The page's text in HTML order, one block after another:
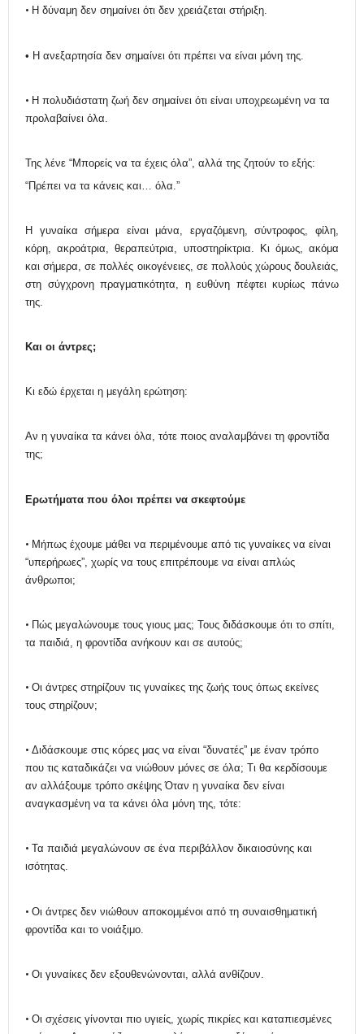
• Η δύναμη δεν σημαίνει ότι δεν χρειάζεται στήριξη.
• Η ανεξαρτησία δεν σημαίνει ότι πρέπει να είναι μόνη της.
• Η πολυδιάστατη ζωή δεν σημαίνει ότι είναι υποχρεωμένη να τα
προλαβαίνει όλα.
Της λένε “Μπορείς να τα έχεις όλα”, αλλά της ζητούν το εξής:
“Πρέπει να τα κάνεις και… όλα.”
Η γυναίκα σήμερα είναι μάνα, εργαζόμενη, σύντροφος, φίλη,
κόρη, ακροάτρια, θεραπεύτρια, υποστηρίκτρια. Κι όμως, ακόμα
και σήμερα, σε πολλές οικογένειες, σε πολλούς χώρους δουλειάς,
στη σύγχρονη πραγματικότητα, η ευθύνη πέφτει κυρίως πάνω
της.
Και οι άντρες;
Κι εδώ έρχεται η μεγάλη ερώτηση:
Αν η γυναίκα τα κάνει όλα, τότε ποιος αναλαμβάνει τη φροντίδα
της;
Ερωτήματα που όλοι πρέπει να σκεφτούμε
• Μήπως έχουμε μάθει να περιμένουμε από τις γυναίκες να είναι
“υπερήρωες”, χωρίς να τους επιτρέπουμε να είναι απλώς
άνθρωποι;
• Πώς μεγαλώνουμε τους γιους μας; Τους διδάσκουμε ότι το σπίτι,
τα παιδιά, η φροντίδα ανήκουν και σε αυτούς;
• Οι άντρες στηρίζουν τις γυναίκες της ζωής τους όπως εκείνες
τους στηρίζουν;
• Διδάσκουμε στις κόρες μας να είναι “δυνατές” με έναν τρόπο
που τις καταδικάζει να νιώθουν μόνες σε όλα; Τι θα κερδίσουμε
αν αλλάξουμε τρόπο σκέψης Όταν η γυναίκα δεν είναι
αναγκασμένη να τα κάνει όλα μόνη της, τότε:
• Τα παιδιά μεγαλώνουν σε ένα περιβάλλον δικαιοσύνης και
ισότητας.
• Οι άντρες δεν νιώθουν αποκομμένοι από τη συναισθηματική
φροντίδα και το νοιάξιμο.
• Οι γυναίκες δεν εξουθενώνονται, αλλά ανθίζουν.
• Οι σχέσεις γίνονται πιο υγιείς, χωρίς πικρίες και καταπιεσμένες